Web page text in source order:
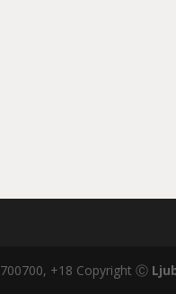
+18 Copyright Ⓒ